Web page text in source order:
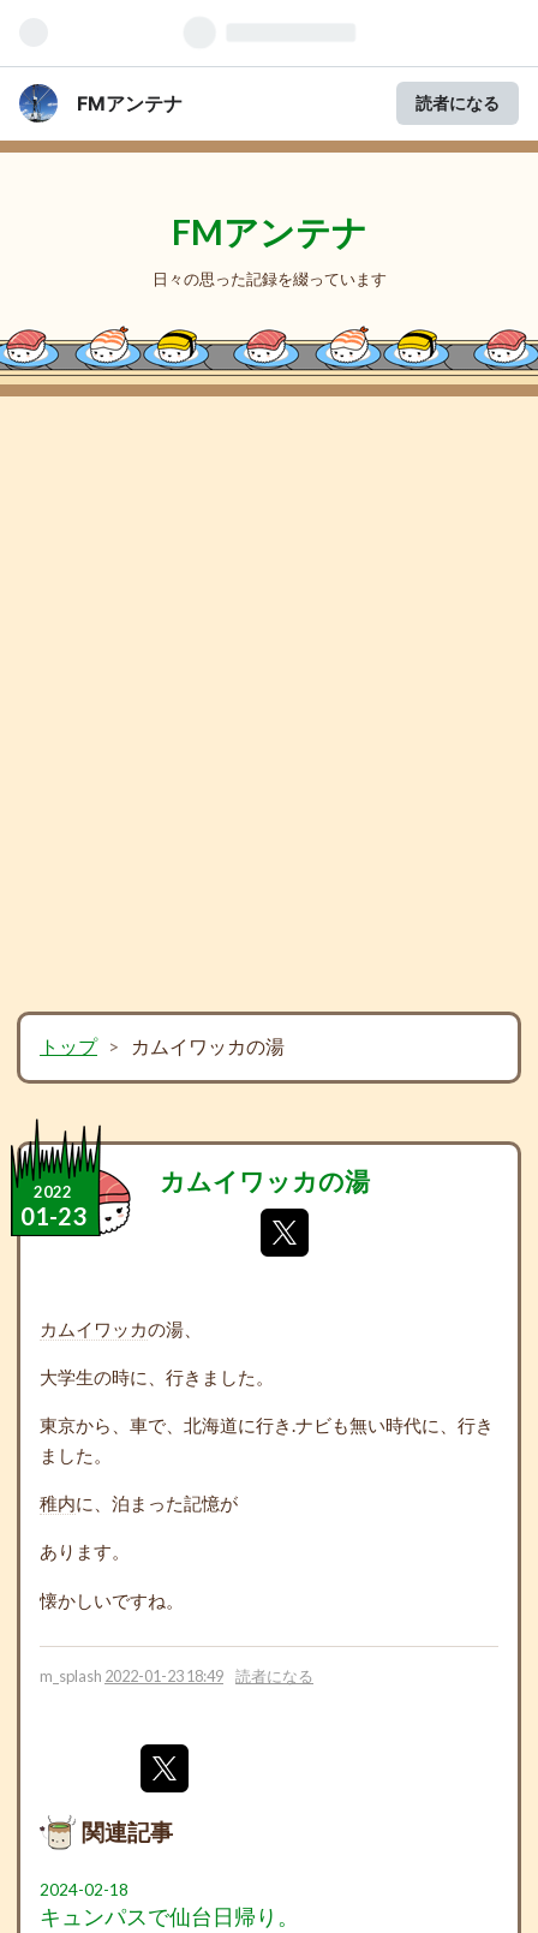
FMアンテナ 読者になる
FMアンテナ
日々の思った記録を綴っています
トップ > カムイワッカの湯
2022
01-23
カムイワッカの湯
カムイワッカの湯、
大学生の時に、行きました。
東京から、車で、北海道に行き.ナビも無い時代に、行き
ました。
稚内に、泊まった記憶が
あります。
懐かしいですね。
m_splash 2022-01-23 18:49 読者になる
関連記事
2024-02-18
キュンパスで仙台日帰り。